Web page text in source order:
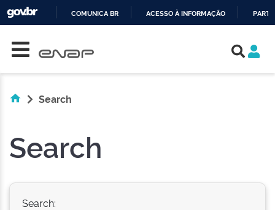
COMUNICA BR ACESSO À INFORMAÇÃO
Search
Search
Search: